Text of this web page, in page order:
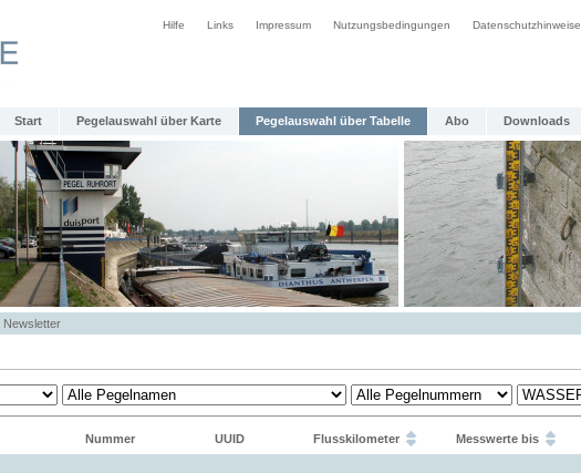
Hilfe Links Impressum Nutzungsbedingungen Datenschutzhinweise
Start Pegelauswahl über Karte Pegelauswahl über Tabelle Abo Downloads
Newsletter
Nummer UUID Flusskilometer Messwerte bis